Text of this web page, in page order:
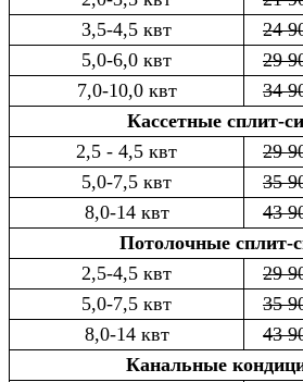
3,5-4,5 квт
24
5,0-6,0 квт
29
7,0-10,0 квт
34
Кассетные сплит-
2,5 - 4,5 квт
29
5,0-7,5 квт
35
8,0-14 квт
43
Потолочные сплит-
2,5-4,5 квт
29
5,0-7,5 квт
35
8,0-14 квт
43
Канальные